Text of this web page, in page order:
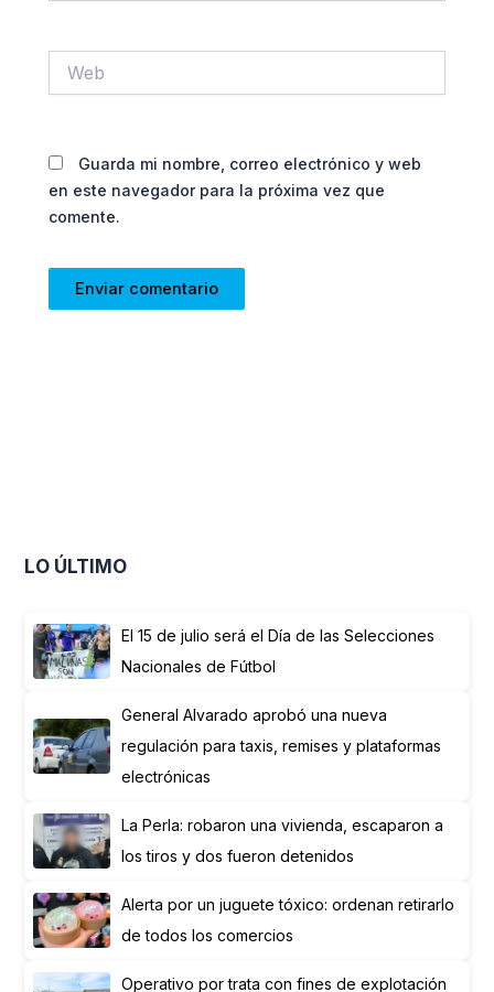
Guarda mi nombre, correo electrónico y web
en este navegador para la próxima vez que
comente.
LO ÚLTIMO
El 15 de julio será el Día de las Selecciones
Nacionales de Fútbol
General Alvarado aprobó una nueva
regulación para taxis, remises y plataformas
electrónicas
La Perla: robaron una vivienda, escaparon a
los tiros y dos fueron detenidos
Alerta por un juguete tóxico: ordenan retirarlo
de todos los comercios
Operativo por trata con fines de explotación